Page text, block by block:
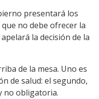
presentará los
no debe ofrecer la
la decisión de la
de la mesa. Uno es
de salud: el segundo,
no obligatoria.